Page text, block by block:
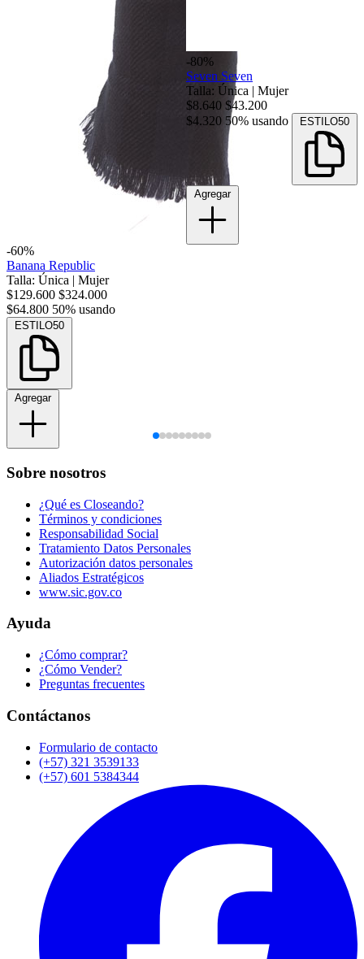
-60%
Banana Republic
Talla: Única | Mujer
$129.600 $324.000
$64.800 50% usando
ESTILO50
Agregar
-80%
Seven Seven
Talla: Única | Mujer
$8.640 $43.200
$4.320 50% usando ESTILO50
Agregar
Sobre nosotros
¿Qué es Closeando?
Términos y condiciones
Responsabilidad Social
Tratamiento Datos Personales
Autorización datos personales
Aliados Estratégicos
www.sic.gov.co
Ayuda
¿Cómo comprar?
¿Cómo Vender?
Preguntas frecuentes
Contáctanos
Formulario de contacto
(+57) 321 3539133
(+57) 601 5384344